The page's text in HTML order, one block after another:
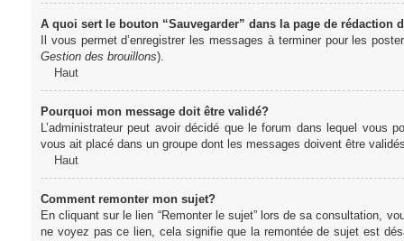
A quoi sert le bouton “Sauvegarder” dans la page de rédaction
Il vous permet d’enregistrer les messages à terminer pour les
Gestion des brouillons).
Haut
Pourquoi mon message doit être validé?
L’administrateur peut avoir décidé que le forum dans lequel vous
vous ait placé dans un groupe dont les messages doivent être
Haut
Comment remonter mon sujet?
En cliquant sur le lien “Remonter le sujet” lors de sa consultation,
ne voyez pas ce lien, cela signifie que la remontée de sujet est